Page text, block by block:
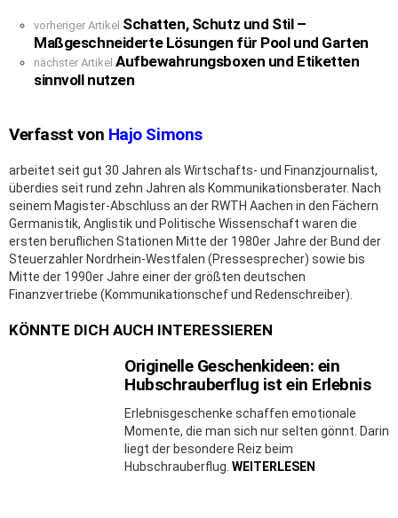
See
more
vorheriger Artikel Schatten, Schutz und Stil –
Maßgeschneiderte Lösungen für Pool und Garten
nächster Artikel Aufbewahrungsboxen und Etiketten
sinnvoll nutzen
Verfasst von Hajo Simons
arbeitet seit gut 30 Jahren als Wirtschafts- und Finanzjournalist,
überdies seit rund zehn Jahren als Kommunikationsberater. Nach
seinem Magister-Abschluss an der RWTH Aachen in den Fächern
Germanistik, Anglistik und Politische Wissenschaft waren die
ersten beruflichen Stationen Mitte der 1980er Jahre der Bund der
Steuerzahler Nordrhein-Westfalen (Pressesprecher) sowie bis
Mitte der 1990er Jahre einer der größten deutschen
Finanzvertriebe (Kommunikationschef und Redenschreiber).
KÖNNTE DICH AUCH INTERESSIEREN
Originelle Geschenkideen: ein
Hubschrauberflug ist ein Erlebnis
Erlebnisgeschenke schaffen emotionale
Momente, die man sich nur selten gönnt. Darin
liegt der besondere Reiz beim
Hubschrauberflug. WEITERLESEN